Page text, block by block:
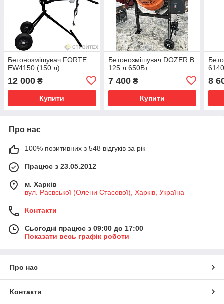
Бетонозмішувач FORTE
EW4150 (150 л)
12 000 ₴
Купити
Бетонозмішувач DOZER В
125 л 650Вт
7 400₴
Купити
8
Про нас
100% позитивних з 548 відгуків за рік
Працює з 23.05.2012
м. Харків
вул. Раєвської (Олени Стасової), Харків, Україна
Контакти
Сьогодні працює з 09:00 до 17:00
Показати весь графік роботи
Про нас
Контакти